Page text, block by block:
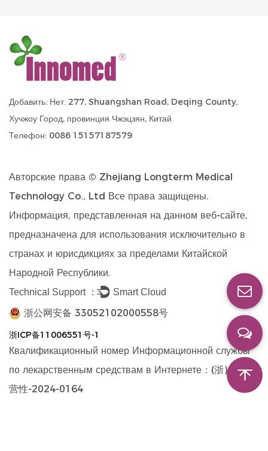
Добавить: Нет. 277, Shuangshan Road, Deqing County,
Хучжоу Город, провинция Чжэцзян, Китай
Телефон: 0086 15157187579
Авторские права © Zhejiang Longterm Medical
Technology Co., Ltd Все права защищены.
Информация, представленная на данном веб-сайте,
предназначена для использования исключительно в
странах и юрисдикциях за пределами Китайской
Народной Республики.
Technical Support ： Smart Cloud
浙公网安备 33052102000558号
浙ICP备11006551号-1
Квалификационный номер Информационной службы
по лекарственным средствам в Интернете：(浙)-非经
营性-2024-0164